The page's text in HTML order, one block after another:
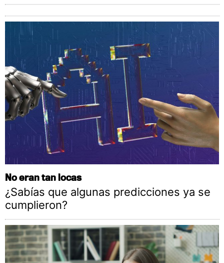
No eran tan locas
¿Sabías que algunas predicciones ya se
cumplieron?